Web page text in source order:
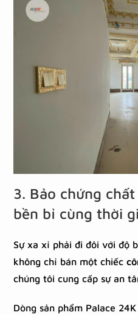
3. Bảo chứng
bền bỉ cùng thời
Sự xa xỉ phải đi đôi với độ
không chỉ bán một chiếc
chúng tôi cung cấp sự an
Dòng sản phẩm Palace